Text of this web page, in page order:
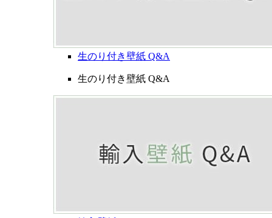
生のり付き壁紙 Q&A
生のり付き壁紙 Q&A